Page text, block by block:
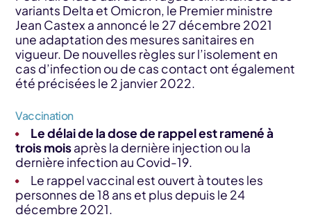
variants Delta et Omicron, le Premier ministre
Jean Castex a annoncé le 27 décembre 2021
une adaptation des mesures sanitaires en
vigueur. De nouvelles règles sur l’isolement en
cas d’infection ou de cas contact ont également
été précisées le 2 janvier 2022.
Vaccination
Le délai de la dose de rappel est ramené à
trois moisaprès la dernière injection ou la
dernière infection au Covid-19.
Le rappel vaccinal est ouvert à toutes les
personnes de 18 ans et plus depuis le 24
décembre 2021.